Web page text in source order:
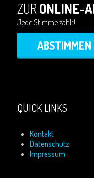
ZUR ONLINE-
Jede Stimme zählt!
ABSTIMMEN
QUICK LINKS
Kontakt
Datenschutz
Impressum